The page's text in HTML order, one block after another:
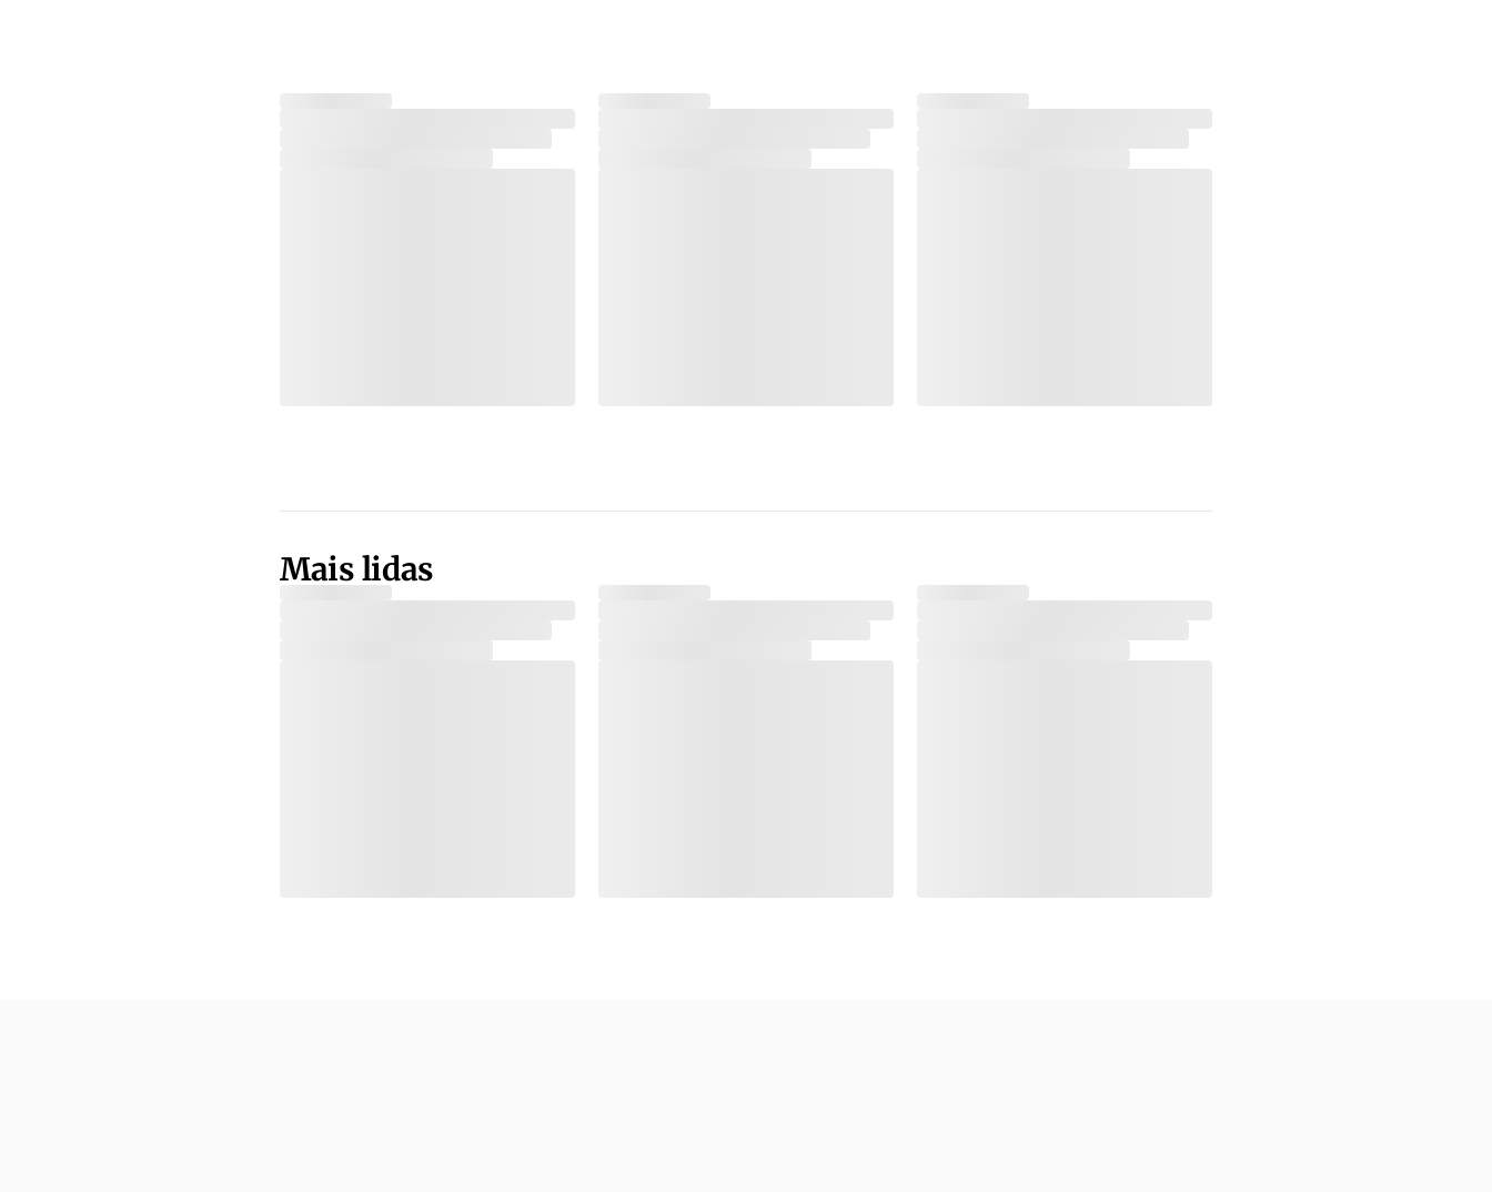
Mais lidas